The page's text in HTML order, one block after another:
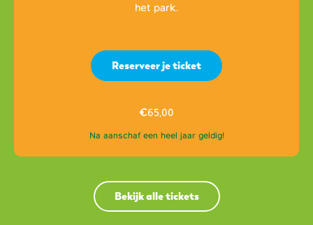
het park.
Reserveer je ticket
€65,00
Na aanschaf een heel jaar geldig!
Bekijk alle tickets